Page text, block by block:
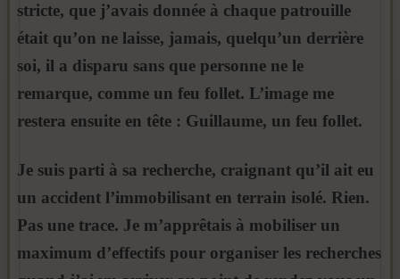
stricte, que j’avais donnée à chaque patrouille
était qu’on ne laisse, jamais, quelqu’un derrière
soi, il a disparu sans que personne ne le
remarque, comme un feu follet. L’image me
restera ensuite en tête : Guillaume, un feu follet.
Je suis parti à sa recherche, craignant qu’il ait eu
un accident l’immobilisant en terrain isolé. Rien.
Pas une trace. Je m’apprêtais à mobiliser un
maximum d’effectifs pour organiser les recherches